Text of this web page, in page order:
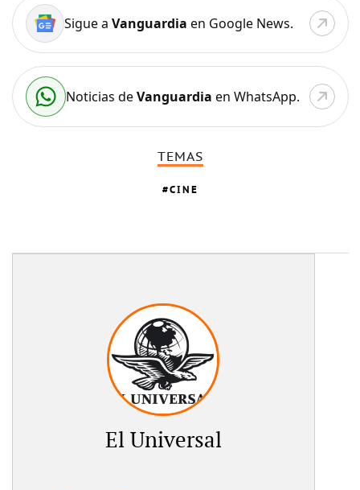
Sigue a Vanguardia en Google News.
Noticias deVanguardia en WhatsApp.
TEMAS
CINE
El Universal